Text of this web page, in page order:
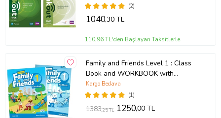
(2)
1040,30 TL
110,96 TL'den Başlayan Taksitlerle
Family and Friends Level 1 : Class
Book and WORKBOOK with
Downloadable Audios
(1)
Kargo Bedava
1383,25 TL 1250,00 TL